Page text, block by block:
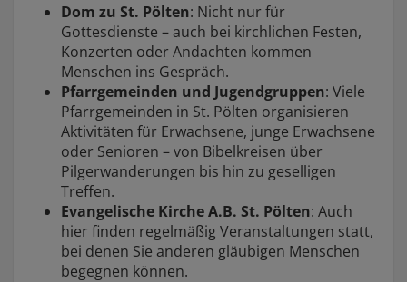
Dom zu St. Pölten: Nicht nur für
Gottesdienste – auch bei kirchlichen Festen,
Konzerten oder Andachten kommen
Menschen ins Gespräch.
Pfarrgemeinden und Jugendgruppen: Viele
Pfarrgemeinden in St. Pölten organisieren
Aktivitäten für Erwachsene, junge Erwachsene
oder Senioren – von Bibelkreisen über
Pilgerwanderungen bis hin zu geselligen
Treffen.
Evangelische Kirche A.B. St. Pölten: Auch
hier finden regelmäßig Veranstaltungen statt,
bei denen Sie anderen gläubigen Menschen
begegnen können.